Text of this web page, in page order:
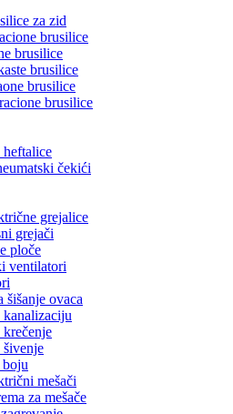
za zid
brusilice
brusilice
brusilice
brusilice
brusilice
čekići
grejalice
grejači
ploče
ventilatori
šišanje ovaca
kanalizaciju
krečenje
šivenje
boju
mešači
za mešače